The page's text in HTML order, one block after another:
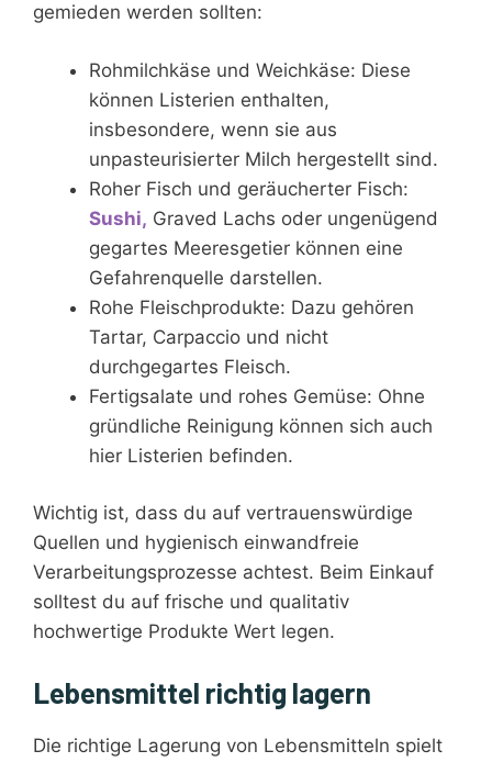
gemieden werden sollten:
Rohmilchkäse und Weichkäse: Diese
können Listerien enthalten,
insbesondere, wenn sie aus
unpasteurisierter Milch hergestellt sind.
Roher Fisch und geräucherter Fisch:
Sushi, Graved Lachs oder ungenügend
gegartes Meeresgetier können eine
Gefahrenquelle darstellen.
Rohe Fleischprodukte: Dazu gehören
Tartar, Carpaccio und nicht
durchgegartes Fleisch.
Fertigsalate und rohes Gemüse: Ohne
gründliche Reinigung können sich auch
hier Listerien befinden.
Wichtig ist, dass du auf vertrauenswürdige
Quellen und hygienisch einwandfreie
Verarbeitungsprozesse achtest. Beim Einkauf
solltest du auf frische und qualitativ
hochwertige Produkte Wert legen.
Lebensmittel richtig lagern
Die richtige Lagerung von Lebensmitteln spielt